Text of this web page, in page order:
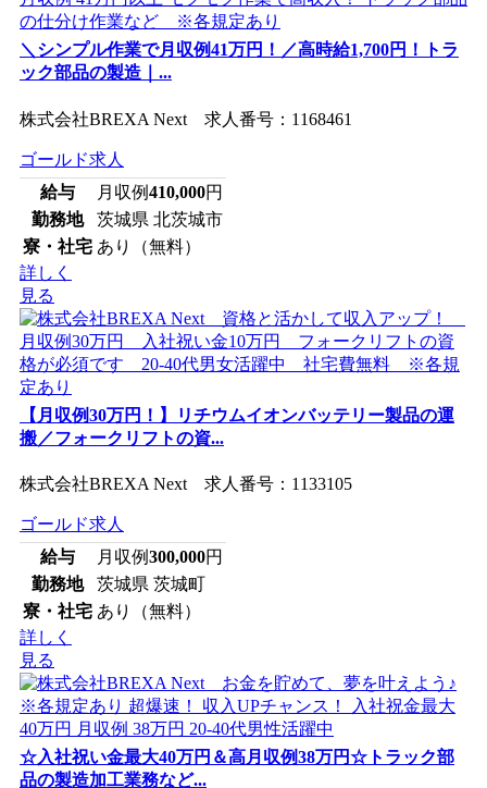
＼シンプル作業で月収例41万円！／高時給1,700円！トラ
ック部品の製造｜...
株式会社BREXA Next 求人番号：1168461
ゴールド求人
給与
月収例410,000円
勤務地
茨城県 北茨城市
寮・社宅 あり（無料）
詳しく
見る
【月収例30万円！】リチウムイオンバッテリー製品の運
搬／フォークリフトの資...
株式会社BREXA Next 求人番号：1133105
ゴールド求人
給与
月収例300,000円
勤務地
茨城県 茨城町
寮・社宅 あり（無料）
詳しく
見る
☆入社祝い金最大40万円＆高月収例38万円☆トラック部
品の製造加工業務など...